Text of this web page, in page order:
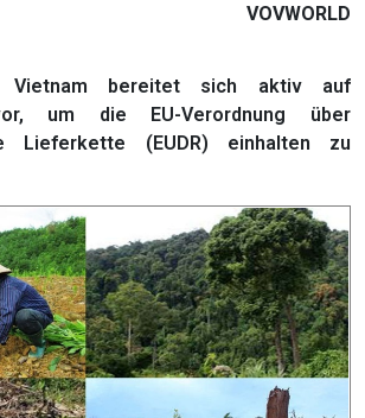
VOVWORLD
- Vietnam bereitet sich aktiv auf
um die EU-Verordnung über
Lieferkette (EUDR) einhalten zu